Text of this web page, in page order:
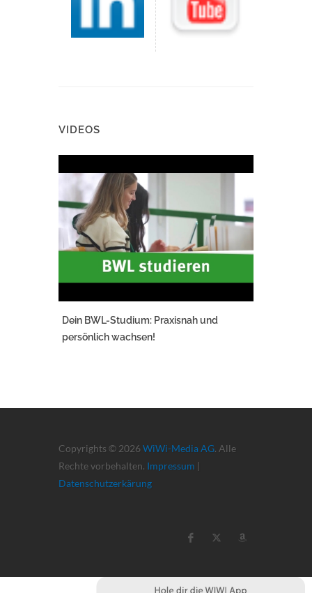
VIDEOS
Dein BWL-Studium: Praxisnah und
persönlich wachsen!
Copyrights © 2026 WiWi-Media AG. Alle
Rechte vorbehalten. Impressum
Datenschutzerkärung